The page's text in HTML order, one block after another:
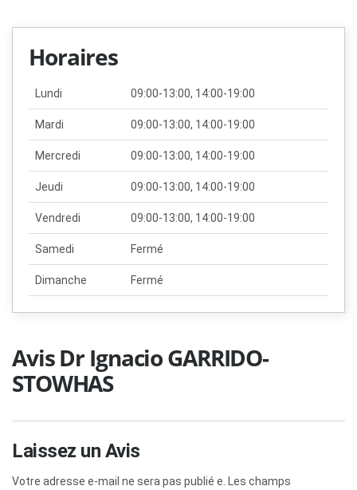
Horaires
Lundi 09:00-13:00, 14:00-19:00
Mardi 09:00-13:00, 14:00-19:00
Mercredi 09:00-13:00, 14:00-19:00
Jeudi 09:00-13:00, 14:00-19:00
Vendredi 09:00-13:00, 14:00-19:00
Samedi Fermé
Dimanche Fermé
Avis Dr Ignacio GARRIDO-
STOWHAS
Laissez un Avis
Votre adresse e-mail ne sera pas publié e. Les champs